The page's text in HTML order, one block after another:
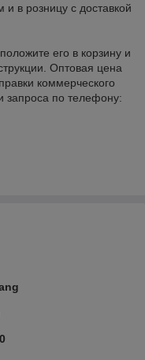
в розницу с доставкой
его в корзину и
Оптовая цена
коммерческого
запроса по телефону: